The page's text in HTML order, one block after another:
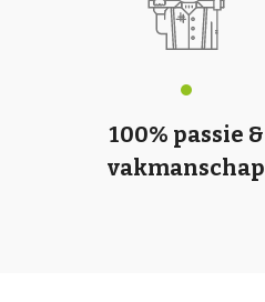
100% passie &
vakmanschap